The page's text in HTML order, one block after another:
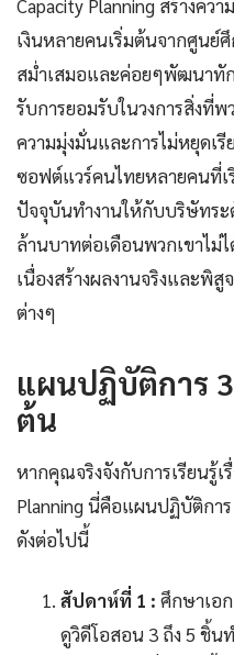
Capacity Planning สร้างคว
เงินหลายคนเริ่มต้นจากศูนย์
สม่ำเสมอและค่อยๆพัฒนาทั
รับการยอมรับในวงการสิ่งที่
ความมุ่งมั่นและการไม่หยุดเ
ซอฟต์แวร์คนไทยหลายคนที่เ
ปัจจุบันทำงานให้กับบริษัทร
ล้านบาทต่อเดือนพวกเขาไม่
เนื่องสร้างผลงานจริงและพิ
ต่างๆ
แผนปฏิบัติการ
ต้น
หากคุณจริงจังกับการเรียนรู้เ
Planning นี่คือแผนปฏิบัติกา
ดังต่อไปนี้
สัปดาห์ที่ 1 : ศึกษาเอ
ดูวิดีโอสอน 3 ถึง 5 ชิ้น